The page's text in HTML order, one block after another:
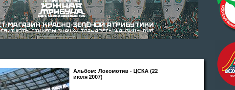
Альбом: Локомотив - ЦСКА (22
июля 2007)